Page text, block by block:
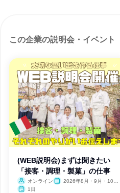
この企業の説明会・イベント
(WEB説明会)まずは聞きたい
「接客・調理・製菓」の仕事
オンライン
2026年8月・9月・10
1日